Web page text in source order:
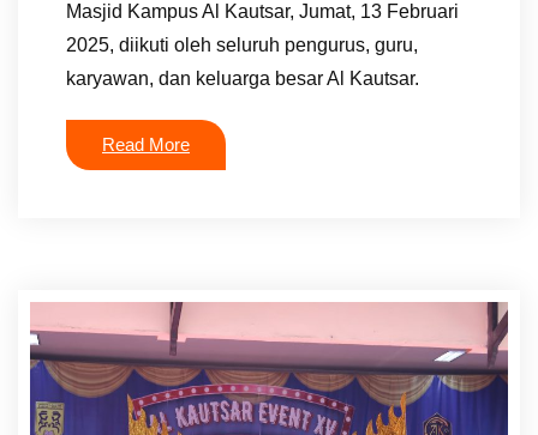
Masjid Kampus Al Kautsar, Jumat, 13 Februari
2025, diikuti oleh seluruh pengurus, guru,
karyawan, dan keluarga besar Al Kautsar.
Read More